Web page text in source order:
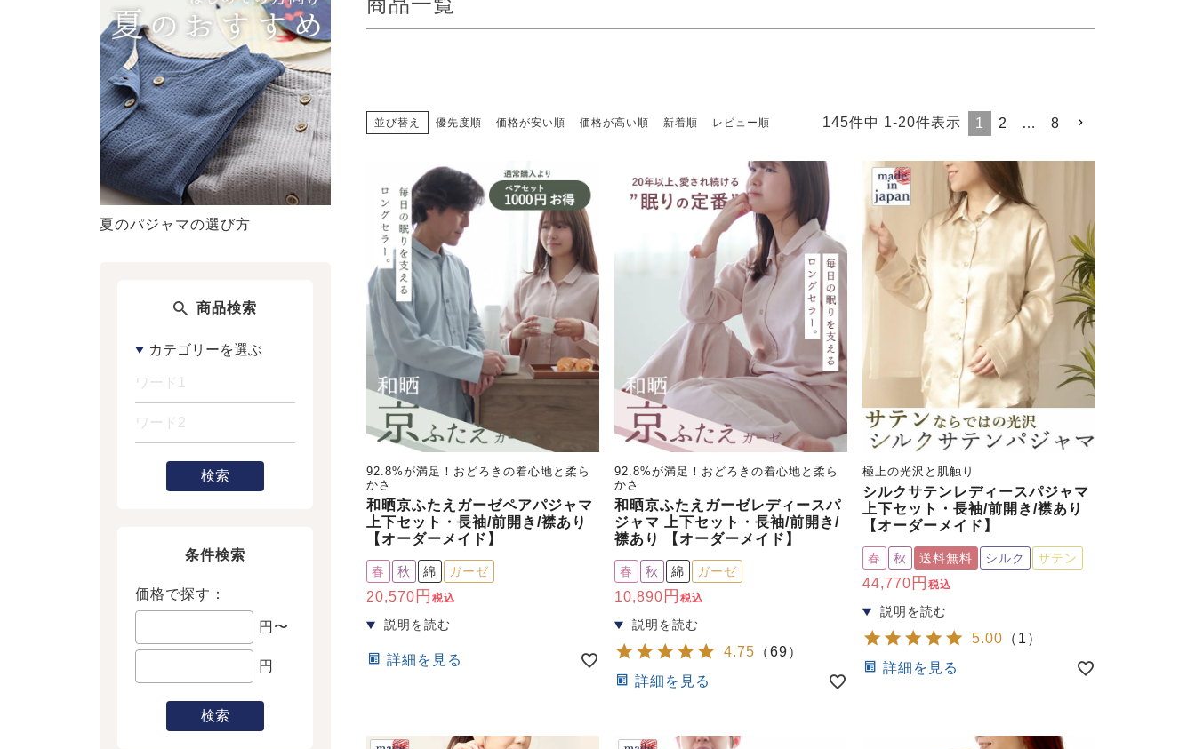
夏のパジャマの選び方
商品検索
検索
条件検索
価格で探す：
円〜
円
検索
並び替え 優先度順 価格が安い順 価格が高い順 新着順 レビュー順 145件中 1-20件表示 1 2 … 8
92.8%が満足！おどろきの着心地と柔ら
かさ
和晒京ふたえガーゼペアパジャマ
上下セット・長袖/前開き/襟あり
【オーダーメイド】
春 秋 綿 ガーゼ
20,570 税込
詳細を見る
92.8%が満足！おどろきの着心地と柔ら
かさ
和晒京ふたえガーゼレディースパ
ジャマ 上下セット・長袖/前開き/
襟あり 【オーダーメイド】
春 秋 綿 ガーゼ
10,890 税込
4.75 （69）
詳細を見る
極上の光沢と肌触り
シルクサテンレディースパジャマ
上下セット・長袖/前開き/襟あり
【オーダーメイド】
春 秋 送料無料 シルク サテン
44,770 税込
5.00 （ 1）
詳細を見る